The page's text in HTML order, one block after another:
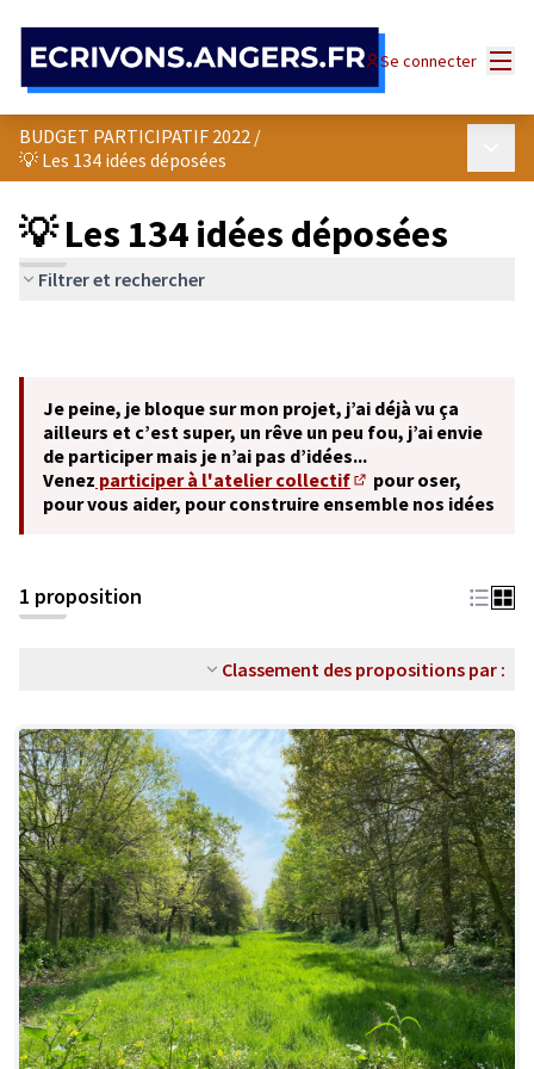
Se connecter
BUDGET PARTICIPATIF 2022 /
💡 Les 134 idées déposées
💡 Les 134 idées déposées
Filtrer et rechercher
Je peine, je bloque sur mon projet, j’ai déjà vu ça
ailleurs et c’est super, un rêve un peu fou, j’ai envie
de participer mais je n’ai pas d’idées...
Venez participer à l'atelier collectif
(S'ouvre dans un
pour oser,
pour vous aider, pour construire ensemble nos idées
1 proposition
Classement des propositions par :